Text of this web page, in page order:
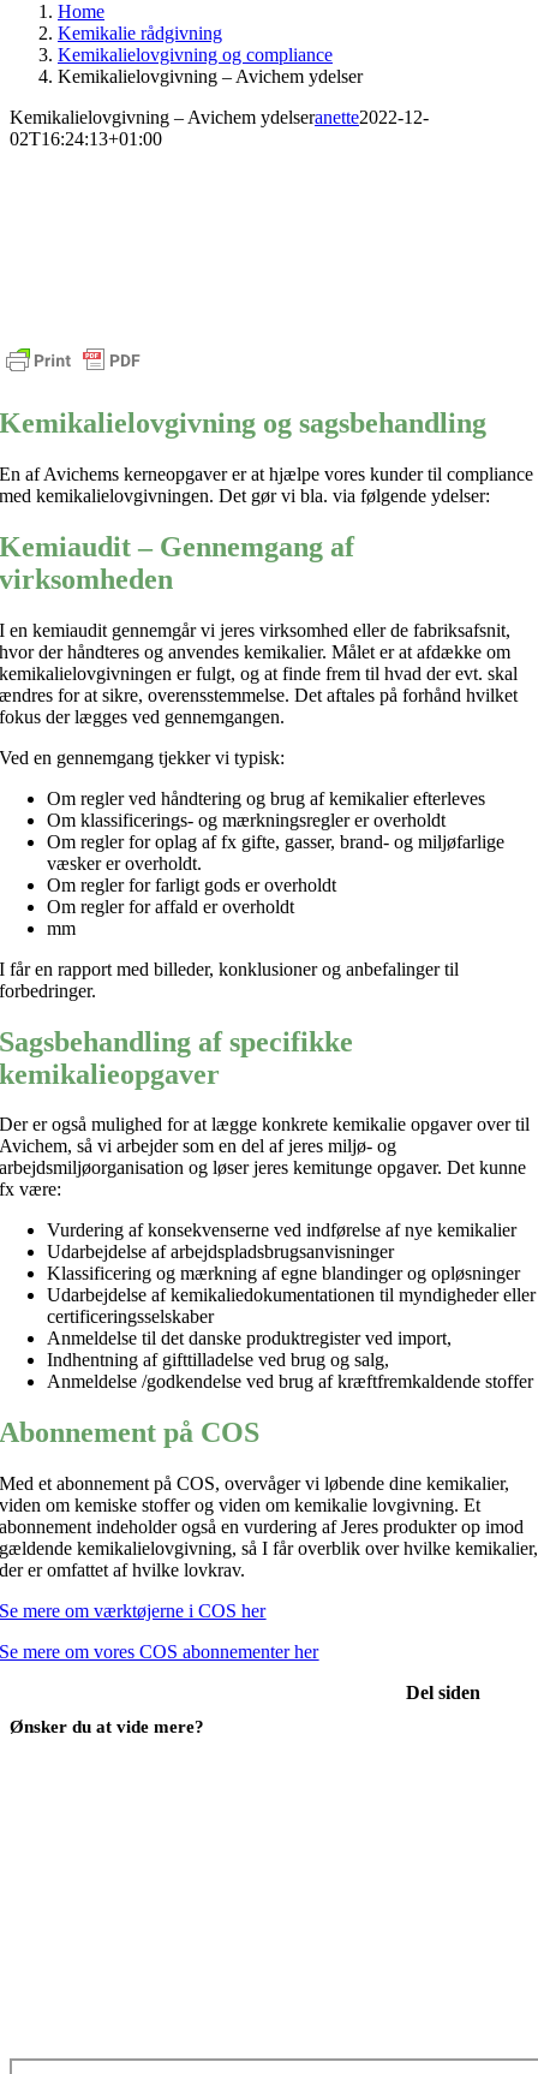
Home
Kemikalie rådgivning
Kemikalielovgivning og compliance
Kemikalielovgivning – Avichem ydelser
Kemikalielovgivning – Avichem ydelseranette2022-12-
02T16:24:13+01:00
Kemikalielovgivning og sagsbehandling
En af Avichems kerneopgaver er at hjælpe vores kunder til compliance
med kemikalielovgivningen. Det gør vi bla. via følgende ydelser:
Kemiaudit – Gennemgang af
virksomheden
I en kemiaudit gennemgår vi jeres virksomhed eller de fabriksafsnit,
hvor der håndteres og anvendes kemikalier. Målet er at afdække om
kemikalielovgivningen er fulgt, og at finde frem til hvad der evt. skal
ændres for at sikre, overensstemmelse. Det aftales på forhånd hvilket
fokus der lægges ved gennemgangen.
Ved en gennemgang tjekker vi typisk:
Om regler ved håndtering og brug af kemikalier efterleves
Om klassificerings- og mærkningsregler er overholdt
Om regler for oplag af fx gifte, gasser, brand- og miljøfarlige
væsker er overholdt.
Om regler for farligt gods er overholdt
Om regler for affald er overholdt
mm
I får en rapport med billeder, konklusioner og anbefalinger til
forbedringer.
Sagsbehandling af specifikke
kemikalieopgaver
Der er også mulighed for at lægge konkrete kemikalie opgaver over til
Avichem, så vi arbejder som en del af jeres miljø- og
arbejdsmiljøorganisation og løser jeres kemitunge opgaver. Det kunne
fx være:
Vurdering af konsekvenserne ved indførelse af nye kemikalier
Udarbejdelse af arbejdspladsbrugsanvisninger
Klassificering og mærkning af egne blandinger og opløsninger
Udarbejdelse af kemikaliedokumentationen til myndigheder eller
certificeringsselskaber
Anmeldelse til det danske produktregister ved import,
Indhentning af gifttilladelse ved brug og salg,
Anmeldelse /godkendelse ved brug af kræftfremkaldende stoffer
Abonnement på COS
Med et abonnement på COS, overvåger vi løbende dine kemikalier,
viden om kemiske stoffer og viden om kemikalie lovgivning. Et
abonnement indeholder også en vurdering af Jeres produkter op imod
gældende kemikalielovgivning, så I får overblik over hvilke kemikalier,
der er omfattet af hvilke lovkrav.
Se mere om værktøjerne i COS her
Se mere om vores COS abonnementer her
Del siden
Ønsker du at vide mere?